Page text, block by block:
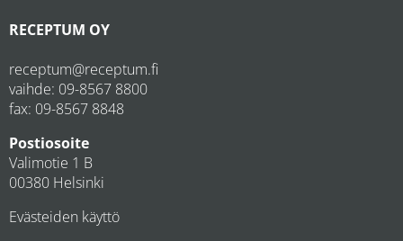
RECEPTUM OY
receptum@receptum.fi
vaihde: 09-8567 8800
fax: 09-8567 8848
Postiosoite
Valimotie 1 B
00380 Helsinki
Evästeiden käyttö